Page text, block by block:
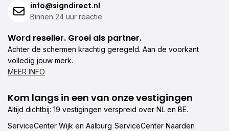
info@signdirect.nl
Binnen 24 uur reactie
Word reseller. Groei als partner.
Achter de schermen krachtig geregeld. Aan de voorkant
volledig jouw merk.
MEER INFO
Kom langs in een van onze vestigingen
Altijd dichtbij: 19 vestigingen verspreid over NL en BE.
ServiceCenter Wijk en Aalburg ServiceCenter Naarden